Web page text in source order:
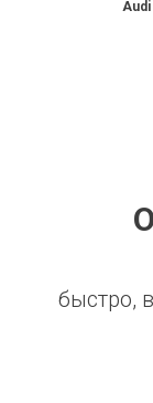
быстро,